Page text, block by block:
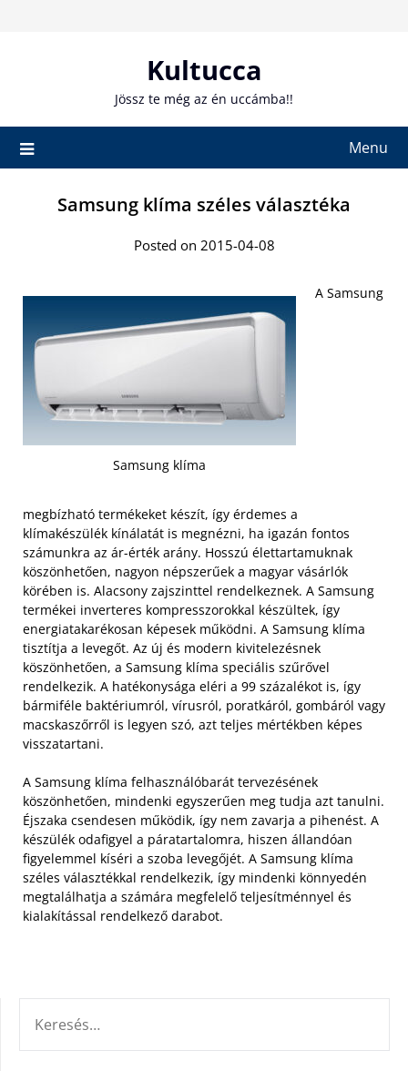
Kultucca
Jössz te még az én uccámba!!
Menu
Samsung klíma széles választéka
Posted on 2015-04-08
Samsung klíma
A Samsung
megbízható termékeket készít, így érdemes a
klímakészülék kínálatát is megnézni, ha igazán fontos
számunkra az ár-érték arány. Hosszú élettartamuknak
köszönhetően, nagyon népszerűek a magyar vásárlók
körében is. Alacsony zajszinttel rendelkeznek. A Samsung
termékei inverteres kompresszorokkal készültek, így
energiatakarékosan képesek működni. A Samsung klíma
tisztítja a levegőt. Az új és modern kivitelezésnek
köszönhetően, a Samsung klíma speciális szűrővel
rendelkezik. A hatékonysága eléri a 99 százalékot is, így
bármiféle baktériumról, vírusról, poratkáról, gombáról vagy
macskaszőrről is legyen szó, azt teljes mértékben képes
visszatartani.
A Samsung klíma felhasználóbarát tervezésének
köszönhetően, mindenki egyszerűen meg tudja azt tanulni.
Éjszaka csendesen működik, így nem zavarja a pihenést. A
készülék odafigyel a páratartalomra, hiszen állandóan
figyelemmel kíséri a szoba levegőjét. A Samsung klíma
széles választékkal rendelkezik, így mindenki könnyedén
megtalálhatja a számára megfelelő teljesítménnyel és
kialakítással rendelkező darabot.